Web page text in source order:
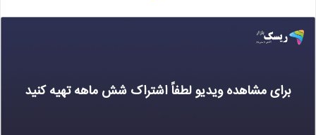
برای مشاهده ویدیو لطفاً اشتراک شش ماهه تهیه کنید